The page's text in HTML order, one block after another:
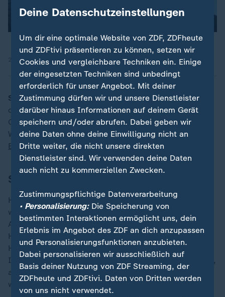
25.11.2025 | 12:42 min
Starmer im Stimmungstief:Kurz vor der Präsentation
des Budgets 2025 wächst die Verunsicherung in
Großbritannien. Die Labour-Partei schwankt, die
Wirtschaft schwächelt - und Nigel Farage profitiert.
Britta Jäger mit der Analyse.
Sportlich in den Tag
Heute beginnt dieHandball-WM der Frauen. Gespielt
wird in den Niederlanden - und in Deutschland. Die
Auswahl des Deutschen Handball-Bundes will den
Heimvorteil nutzen, das erklärte Ziel ist der Einzug ins
Halbfinale. Zum Auftakt geht es in Stuttgart gegen
Island. Autor Erik Eggers stellt das deutsche Team vor,
außerdem haben wir für Sie alles zusammengetragen,
was man über das Turnier wissen muss.
Deine Datenschutzeinstellungen
Um dir eine optimale Website von ZDF, ZDFheute
und ZDFtivi präsentieren zu können, setzen wir
Cookies und vergleichbare Techniken ein. Einige
der eingesetzten Techniken sind unbedingt
erforderlich für unser Angebot. Mit deiner
Zustimmung dürfen wir und unsere Dienstleister
darüber hinaus Informationen auf deinem Gerät
speichern und/oder abrufen. Dabei geben wir
deine Daten ohne deine Einwilligung nicht an
Dritte weiter, die nicht unsere direkten
Dienstleister sind. Wir verwenden deine Daten
auch nicht zu kommerziellen Zwecken.
Zustimmungspflichtige Datenverarbeitung
• Personalisierung:Die Speicherung von
bestimmten Interaktionen ermöglicht uns, dein
Erlebnis im Angebot des ZDF an dich anzupassen
und Personalisierungsfunktionen anzubieten.
Dabei personalisieren wir ausschließlich auf
Basis deiner Nutzung von ZDF Streaming, der
ZDFheute und ZDFtivi. Daten von Dritten werden
von uns nicht verwendet.